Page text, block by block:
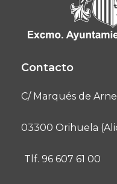
Contacto
C/ Marqués de
03300 Orihuela
Tlf. 96 607 61 00